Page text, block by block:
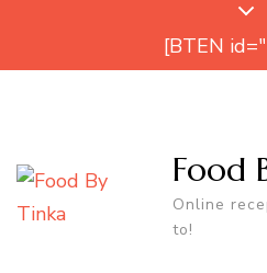
[BTEN
Food
Online
to!